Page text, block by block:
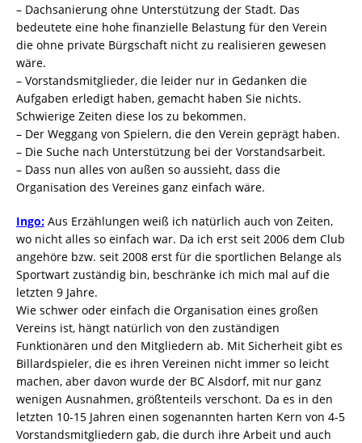
– Dachsanierung ohne Unterstützung der Stadt. Das
bedeutete eine hohe finanzielle Belastung für den Verein
die ohne private Bürgschaft nicht zu realisieren gewesen
wäre.
– Vorstandsmitglieder, die leider nur in Gedanken die
Aufgaben erledigt haben, gemacht haben Sie nichts.
Schwierige Zeiten diese los zu bekommen.
– Der Weggang von Spielern, die den Verein geprägt haben.
– Die Suche nach Unterstützung bei der Vorstandsarbeit.
– Dass nun alles von außen so aussieht, dass die
Organisation des Vereines ganz einfach wäre.
Ingo: Aus Erzählungen weiß ich natürlich auch von Zeiten,
wo nicht alles so einfach war. Da ich erst seit 2006 dem Club
angehöre bzw. seit 2008 erst für die sportlichen Belange als
Sportwart zuständig bin, beschränke ich mich mal auf die
letzten 9 Jahre.
Wie schwer oder einfach die Organisation eines großen
Vereins ist, hängt natürlich von den zuständigen
Funktionären und den Mitgliedern ab. Mit Sicherheit gibt es
Billardspieler, die es ihren Vereinen nicht immer so leicht
machen, aber davon wurde der BC Alsdorf, mit nur ganz
wenigen Ausnahmen, größtenteils verschont. Da es in den
letzten 10-15 Jahren einen sogenannten harten Kern von 4-5
Vorstandsmitgliedern gab, die durch ihre Arbeit und auch